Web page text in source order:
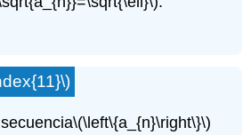
\(\left\{a_{n}\right\}\)